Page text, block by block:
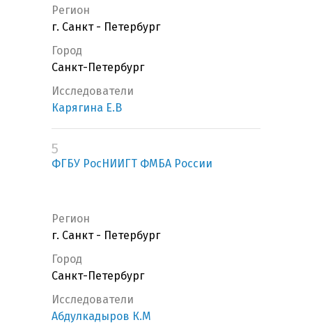
Регион
г. Санкт - Петербург
Город
Санкт-Петербург
Исследователи
Карягина Е.В
5
ФГБУ РосНИИГТ ФМБА России
Регион
г. Санкт - Петербург
Город
Санкт-Петербург
Исследователи
Абдулкадыров К.М